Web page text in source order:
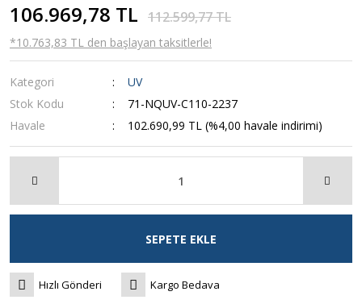
106.969,78 TL 112.599,77 TL
*10.763,83 TL den başlayan taksitlerle!
Kategori
UV
Stok Kodu
71-NQUV-C110-2237
Havale
102.690,99 TL (%4,00 havale indirimi)
SEPETE EKLE
Hızlı Gönderi Kargo Bedava